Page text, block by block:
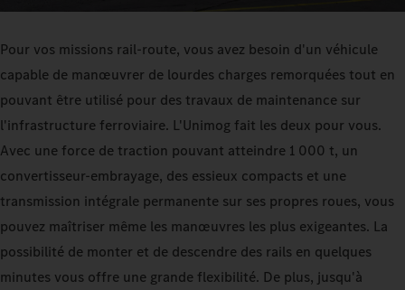
Pour vos missions rail-route, vous avez besoin d'un véhicule
capable de manœuvrer de lourdes charges remorquées tout en
pouvant être utilisé pour des travaux de maintenance sur
l'infrastructure ferroviaire. L'Unimog fait les deux pour vous.
Avec une force de traction pouvant atteindre 1 000 t, un
convertisseur-embrayage, des essieux compacts et une
transmission intégrale permanente sur ses propres roues, vous
pouvez maîtriser même les manœuvres les plus exigeantes. La
possibilité de monter et de descendre des rails en quelques
minutes vous offre une grande flexibilité. De plus, jusqu'à